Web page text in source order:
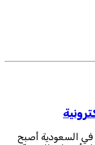
في السعودية أصبح